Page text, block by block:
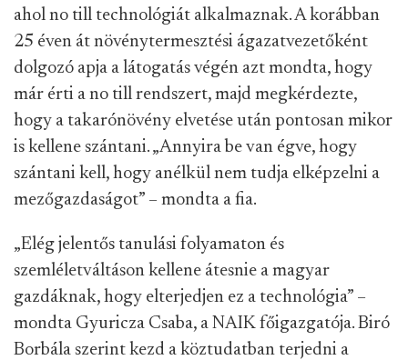
ahol no till technológiát alkalmaznak. A korábban
25 éven át növénytermesztési ágazatvezetőként
dolgozó apja a látogatás végén azt mondta, hogy
már érti a no till rendszert, majd megkérdezte,
hogy a takarónövény elvetése után pontosan mikor
is kellene szántani. „Annyira be van égve, hogy
szántani kell, hogy anélkül nem tudja elképzelni a
mezőgazdaságot” – mondta a fia.
„Elég jelentős tanulási folyamaton és
szemléletváltáson kellene átesnie a magyar
gazdáknak, hogy elterjedjen ez a technológia” –
mondta Gyuricza Csaba, a NAIK főigazgatója. Biró
Borbála szerint kezd a köztudatban terjedni a